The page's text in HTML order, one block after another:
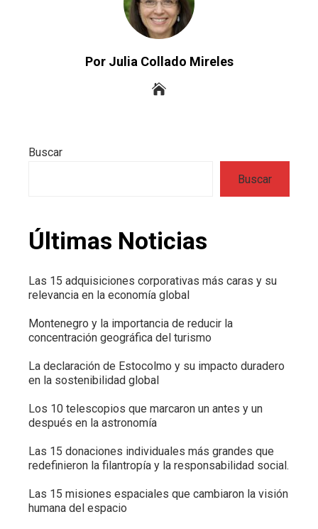
Por Julia Collado Mireles
Buscar
Buscar
Últimas Noticias
Las 15 adquisiciones corporativas más caras y su
relevancia en la economía global
Montenegro y la importancia de reducir la
concentración geográfica del turismo
La declaración de Estocolmo y su impacto duradero
en la sostenibilidad global
Los 10 telescopios que marcaron un antes y un
después en la astronomía
Las 15 donaciones individuales más grandes que
redefinieron la filantropía y la responsabilidad social.
Las 15 misiones espaciales que cambiaron la visión
humana del espacio